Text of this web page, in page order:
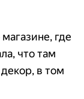
где
что там
в том